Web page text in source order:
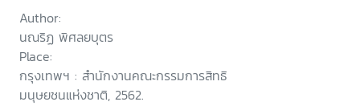
Author:
นณริฏ พิศลยบุตร
Place:
กรุงเทพฯ : สำนักงานคณะกรรมการสิทธิ
มนุษยชนแห่งชาติ, 2562.